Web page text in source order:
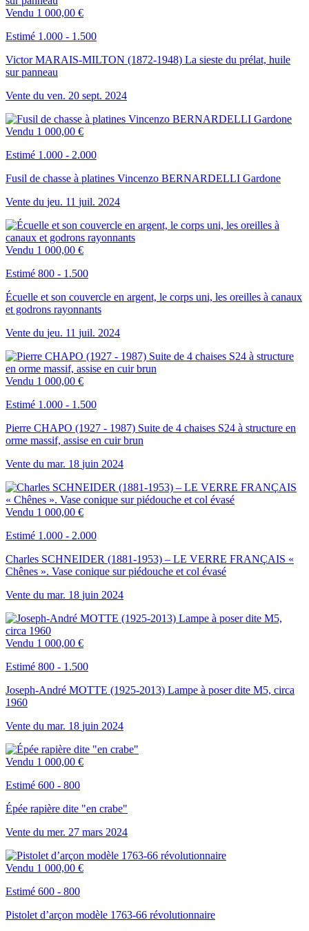
Vendu 1 000,00 €
Estimé 1.000 - 1.500
Victor MARAIS-MILTON (1872-1948) La sieste du prélat, huile
sur panneau
Vente du ven. 20 sept. 2024
Vendu 1 000,00 €
Estimé 1.000 - 2.000
Fusil de chasse à platines Vincenzo BERNARDELLI Gardone
Vente du jeu. 11 juil. 2024
Vendu 1 000,00 €
Estimé 800 - 1.500
Écuelle et son couvercle en argent, le corps uni, les oreilles à canaux
et godrons rayonnants
Vente du jeu. 11 juil. 2024
Vendu 1 000,00 €
Estimé 1.000 - 1.500
Pierre CHAPO (1927 - 1987) Suite de 4 chaises S24 à structure en
orme massif, assise en cuir brun
Vente du mar. 18 juin 2024
Vendu 1 000,00 €
Estimé 1.000 - 2.000
Charles SCHNEIDER (1881-1953) – LE VERRE FRANÇAIS «
Chênes ». Vase conique sur piédouche et col évasé
Vente du mar. 18 juin 2024
Vendu 1 000,00 €
Estimé 800 - 1.500
Joseph-André MOTTE (1925-2013) Lampe à poser dite M5, circa
1960
Vente du mar. 18 juin 2024
Vendu 1 000,00 €
Estimé 600 - 800
Épée rapière dite "en crabe"
Vente du mer. 27 mars 2024
Vendu 1 000,00 €
Estimé 600 - 800
Pistolet d’arçon modèle 1763-66 révolutionnaire